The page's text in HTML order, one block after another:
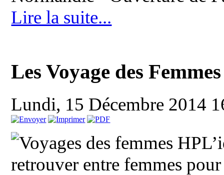
Lire la suite...
Les Voyage des
Lundi, 15 Décembre 2014
retrouver entre femmes